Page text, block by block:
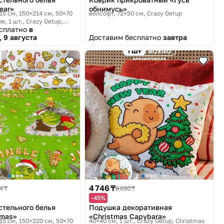
см, 150×214 см, 50×70
1 шт. Crazy Getup,
в
9 августа
обнимусь»
велсофт, 72×50 см Crazy Getup
Доставим бесплатно завтра
₸
белья
см, 150×220 см, 50×70
4 746 ₸8 630 ₸
-45%
Подушка декоративная
«Christmas Capybara»
40×40 см, 1 шт. Crazy Getup, Christmas